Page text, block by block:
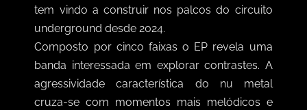
tem vindo a construir nos palcos do circuito
underground desde 2024.
Composto por cinco faixas o EP revela uma
banda interessada em explorar contrastes. A
agressividade característica do nu metal
cruza-se com momentos mais melódicos e